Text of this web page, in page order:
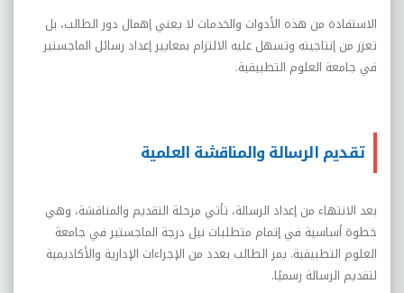
الاستفادة من هذه الأدوات والخدمات لا يعني إهمال دور الطالب، بل
تعزز من إنتاجيته وتسهل عليه الالتزام بمعايير إعداد رسائل الماجستير
في جامعة العلوم التطبيقية.
تقديم الرسالة والمناقشة العلمية
بعد الانتهاء من إعداد الرسالة، تأتي مرحلة التقديم والمناقشة، وهي
خطوة أساسية في إتمام متطلبات نيل درجة الماجستير في جامعة
العلوم التطبيقية. يمر الطالب بعدد من الإجراءات الإدارية والأكاديمية
لتقديم الرسالة رسميًا.